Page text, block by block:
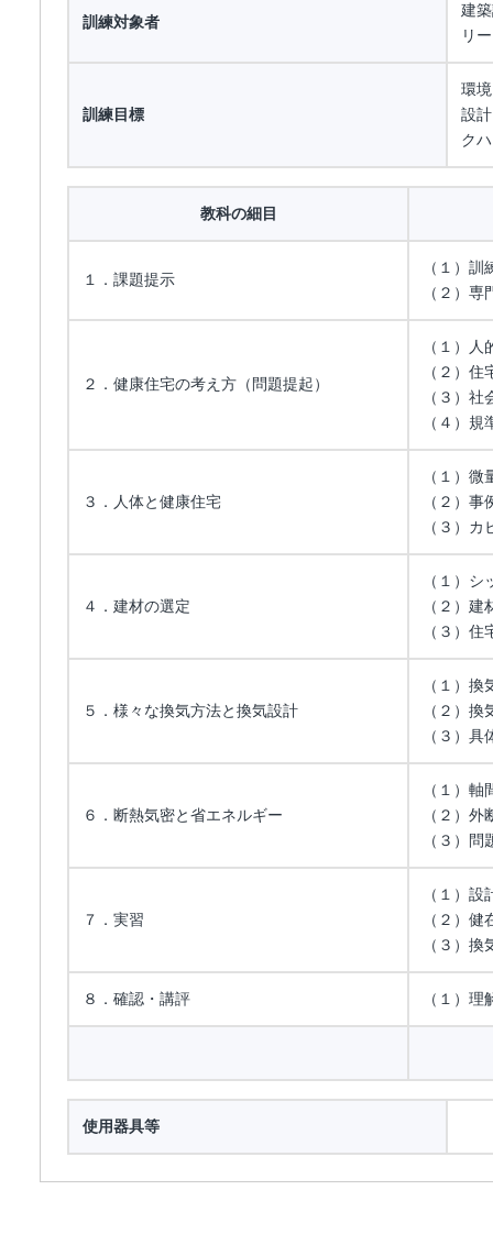
訓練対象者
建
リ
訓練目標
環
設
ク
教科の細目
１．課題提示
（１）訓
（２）
２．健康住宅の考え方（問題提起）
（１）人
（２）住
（３）社
（４）
３．人体と健康住宅
（１）
（２）
（３）
４．建材の選定
（１）
（２）
（３）
５．様々な換気方法と換気設計
（１）
（２）
（３）具
６．断熱気密と省エネルギー
（１）軸
（２）外
（３）問
７．実習
（１）
（２）健
（３）換
８．確認・講評 （１）
使用器具等